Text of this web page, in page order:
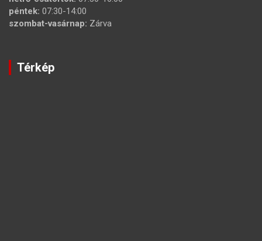
péntek: 07:30-14:00
szombat-vasárnap: Zárva
Térkép